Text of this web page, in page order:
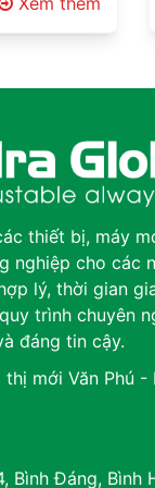
Guided
thiết bị, máy
nghiệp cho các
lý, thời gian
trình chuyên
đáng tin cậy.
mới Văn Phú -
Bình Đáng, Bình